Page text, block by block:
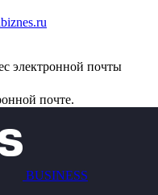
электронной почты
почте.
BUSINESS